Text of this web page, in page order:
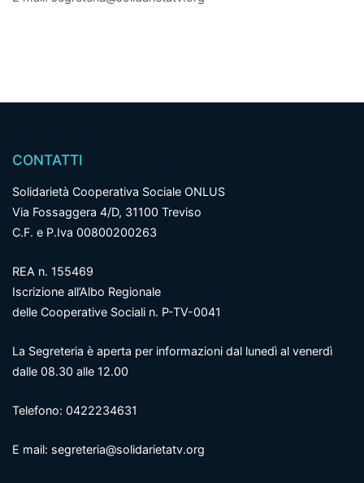
CONTATTI
Solidarietà Cooperativa Sociale ONLUS
Via Fossaggera 4/D, 31100 Treviso
C.F. e P.Iva 00800200263
REA n. 155469
Iscrizione all’Albo Regionale
delle Cooperative Sociali n. P-TV-0041
La Segreteria è aperta per informazioni dal lunedì al venerdì
dalle 08.30 alle 12.00
Telefono: 0422234631
E mail: segreteria@solidarietatv.org